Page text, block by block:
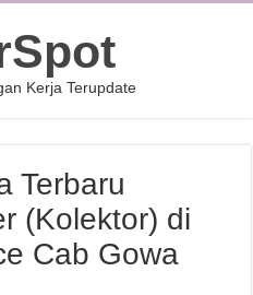
Kerja Terupdate
Terbaru
(Kolektor) di
Cab Gowa